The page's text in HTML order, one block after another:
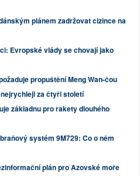
plánem zadržovat cizince na
Evropské vlády se chovají jako
propuštění Meng Wan-čou
za čtyři století
základnu pro rakety dlouhého
systém 9M729: Co o něm
plán pro Azovské moře